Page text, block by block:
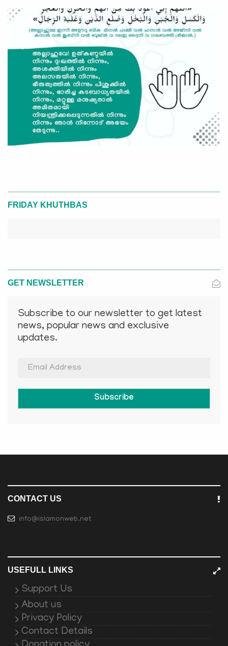
FRIDAY KHUTHBAS
GET NEWSLETTER
Subscribe to our newsletter to get latest
news, popular news and exclusive
updates.
Subscribe
CONTACT US
info@islamonweb.net
USEFULL LINKS
Support Us
About us
Privacy Policy
Contact Details